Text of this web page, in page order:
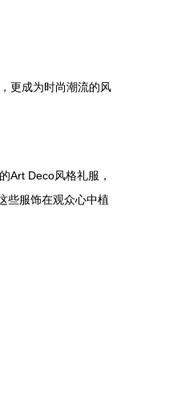
更成为时尚潮流的风
Art Deco风格礼服，
些服饰在观众心中植